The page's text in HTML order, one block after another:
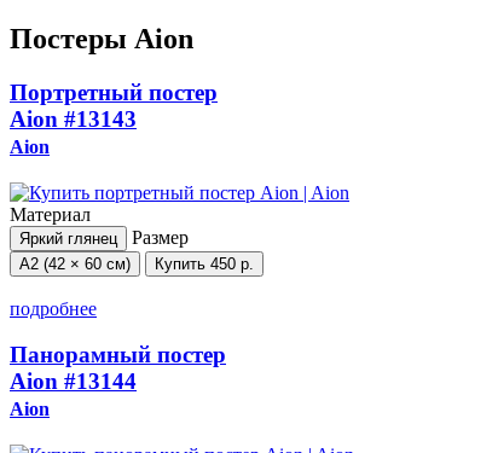
Постеры Aion
Портретный постер
Aion #13143
Aion
Материал
Яркий глянец Размер
А2 (42 × 60 см) Купить 450 р.
подробнее
Панорамный постер
Aion #13144
Aion